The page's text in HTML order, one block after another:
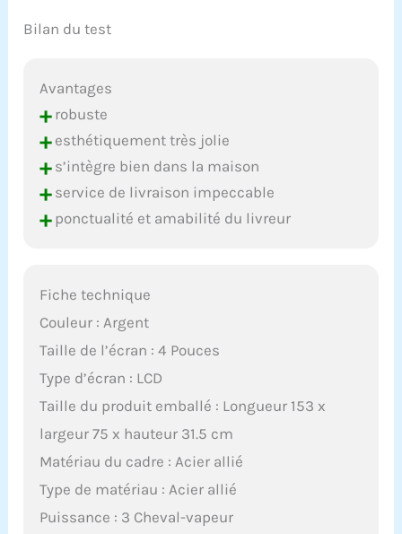
Bilan du test
Avantages
+robuste
+esthétiquement très jolie
+s’intègre bien dans la maison
+service de livraison impeccable
+ponctualité et amabilité du livreur
Fiche technique
Couleur : Argent
Taille de l’écran : 4 Pouces
Type d’écran : LCD
Taille du produit emballé : Longueur 153 x
largeur 75 x hauteur 31.5 cm
Matériau du cadre : Acier allié
Type de matériau : Acier allié
Puissance : 3 Cheval-vapeur